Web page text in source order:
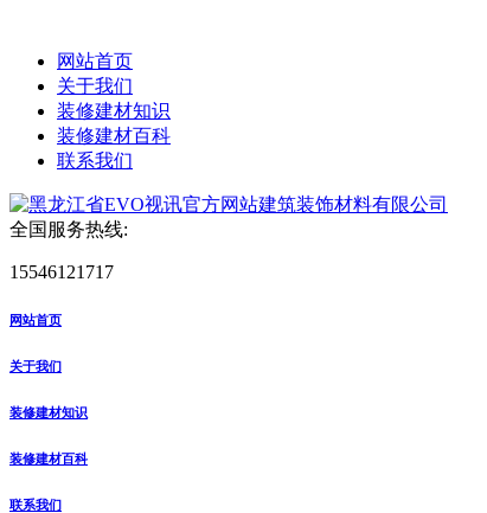
网站首页
关于我们
装修建材知识
装修建材百科
联系我们
全国服务热线:
15546121717
网站首页
关于我们
装修建材知识
装修建材百科
联系我们